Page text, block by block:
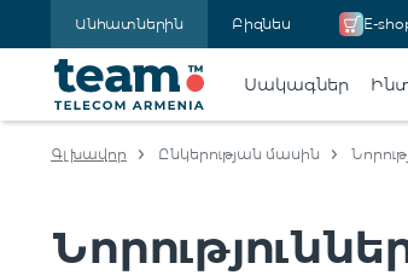
Անհատներին Բիզնես E-
Սակագներ
Գլխավոր Ընկերության մասին